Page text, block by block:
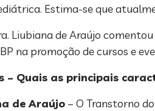
Estima-se que
Liubiana de Araújo
na promoção de cursos e
– Quais as principais
de Araújo – O Transtorno